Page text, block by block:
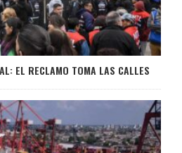
EL RECLAMO TOMA LAS CALLES